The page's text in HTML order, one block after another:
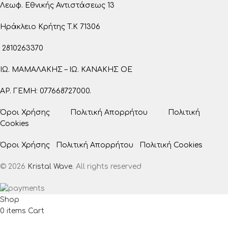
Λεωφ. Εθνικής Αντιστάσεως 13
Ηράκλειο Κρήτης T.K 71306
2810263370
ΙΩ. ΜΑΜΑΛΑΚΗΣ – ΙΩ. ΚΑΝΑΚΗΣ ΟΕ
ΑΡ. ΓΕΜΗ: 077668727000.
Όροι Χρήσης Πολιτική Απορρήτου Πολιτική
Cookies
Όροι Χρήσης Πολιτική Απορρήτου Πολιτική Cookies
© 2026 Kristal Wave. All rights reserved
Shop
0 items Cart